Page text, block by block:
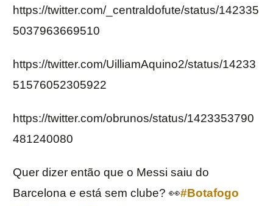
https://twitter.com/_centraldofute/status/142335
5037963669510
https://twitter.com/UilliamAquino2/status/14233
51576052305922
https://twitter.com/obrunos/status/1423353790
481240080
Quer dizer então que o Messi saiu do
Barcelona e está sem clube? 👀#Botafogo